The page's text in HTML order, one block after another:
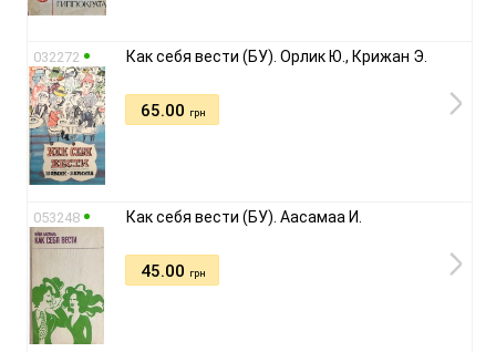
032272 Как себя вести (БУ). Орлик Ю., Крижан Э.
65.00 грн
053248 Как себя вести (БУ). Аасамаа И.
45.00 грн